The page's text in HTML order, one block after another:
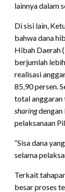
lainnya dalam
Di sisi lain,
bahwa dana
Hibah Daerah
berjumlah
realisasi
85,90 persen.
total anggaran
sharingdengan
pelaksanaan
“Sisa dana
selama
Terkait
besar proses